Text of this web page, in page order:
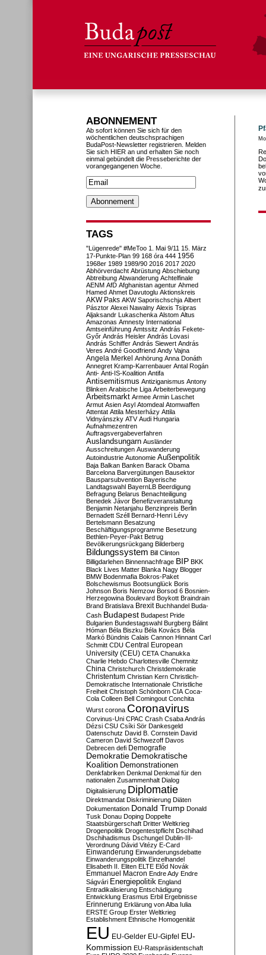
ABONNEMENT
Ab sofort können Sie sich für den
wöchentlichen deutschsprachigen
BudaPost-Newsletter registrieren. Melden
Sie sich HIER an und erhalten Sie noch
einmal gebündelt die Presseberichte der
vorangegangenen Woche.
TAGS
"Lügenrede" #MeToo 1. Mai 9/11 15. März
17-Punkte-Plan 99 168 óra 444 1956
1968er 1989 1989/90 2016 2017 2020
Abhörverdacht Abrüstung Abschiebung
Abtreibung Abwanderung Achtelfinale
AENM AfD Afghanistan agentur Ahmed
Hamed Ahmet Davutoglu Aktionskreis
AKW Paks AKW Saporischschja Albert
Pásztor Alexei Nawalny Alexis Tsipras
Aljaksandr Lukaschenka Alstom Altus
Amazonas Amnesty International
Amtseinführung Amtssitz András Fekete-
Győr András Heisler András Lovasi
András Schiffer András Siewert András
Veres André Goodfriend Andy Vajna
Angela Merkel Anhörung Anna Donáth
Annegret Kramp-Karrenbauer Antal Rogán
Anti- Anti-IS-Koalition Antifa
Antisemitismus Antiziganismus Antony
Blinken Arabische Liga Arbeiterbewegung
Arbeitsmarkt Armee Armin Laschet
Armut Asien Asyl Atomdeal Atomwaffen
Attentat Attila Mesterházy Attila
Vidnyánszky ATV Audi Hungaria
Aufnahmezentren
Auftragsvergabeverfahren
Auslandsungarn Ausländer
Ausschreitungen Auswanderung
Autoindustrie Autonomie Außenpolitik
Baja Balkan Banken Barack Obama
Barcelona Barvergütungen Bausektor
Bausparsubvention Bayerische
Landtagswahl BayernLB Beerdigung
Befragung Belarus Benachteiligung
Benedek Jávor Benefizveranstaltung
Benjamin Netanjahu Benzinpreis Berlin
Bernadett Széll Bernard-Henri Lévy
Bertelsmann Besatzung
Beschäftigungsprogramme Besetzung
Bethlen-Peyer-Pakt Betrug
Bevölkerungsrückgang Bilderberg
Bildungssystem Bill Clinton
Billigdarlehen Binnennachfrage BIP BKK
Black Lives Matter Blanka Nagy Blogger
BMW Bodenmafia Bokros-Paket
Bolschewismus Bootsunglück Boris
Johnson Boris Nemzow Borsod 6 Bosnien-
Herzegowina Boulevard Boykott Braindrain
Brand Bratislava Brexit Buchhandel Buda-
Cash Budapest Budapest Pride
Bulgarien Bundestagswahl Burgberg Bálint
Hóman Béla Biszku Béla Kovács Béla
Markó Bündnis Calais Cannon Hinnant Carl
Schmitt CDU Central European
University (CEU) CETA Chanukka
Charlie Hebdo Charlottesville Chemnitz
China Christchurch Christdemokratie
Christentum Christian Kern Christlich-
Demokratische Internationale Christliche
Freiheit Christoph Schönborn CIA Coca-
Cola Colleen Bell Comingout Conchita
Wurst corona Coronavirus
Corvinus-Uni CPAC Crash Csaba András
Dézsi CSU Csíki Sör Dankesgeld
Datenschutz David B. Cornstein David
Cameron David Schwezoff Davos
Debrecen defi Demografie
Demokratie Demokratische
Koalition Demonstrationen
Denkfabriken Denkmal Denkmal für den
nationalen Zusammenhalt Dialog
Digitalisierung Diplomatie
Direktmandat Diskriminierung Diäten
Dokumentation Donald Trump Donald
Tusk Donau Doping Doppelte
Staatsbürgerschaft Dritter Weltkrieg
Drogenpolitik Drogentestpflicht Dschihad
Dschihadismus Dschungel Dublin-III-
Verordnung Dávid Vitézy E-Card
Einwanderung Einwanderungsdebatte
Einwanderungspolitik Einzelhandel
Elisabeth II. Eliten ELTE Előd Novák
Emmanuel Macron Endre Ady Endre
Ságvári Energiepolitik England
Entradikalisierung Entschädigung
Entwicklung Erasmus Erbil Ergebnisse
Erinnerung Erklärung von Alba Iulia
ERSTE Group Erster Weltkrieg
Establishment Ethnische Homogenität
EU EU-Gelder EU-Gipfel EU-
Kommission EU-Ratspräsidentschaft